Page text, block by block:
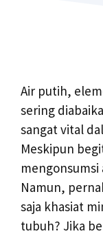
Air putih,
sering
sangat vital
Meskipun
Namun,
saja khasiat
tubuh? Jika